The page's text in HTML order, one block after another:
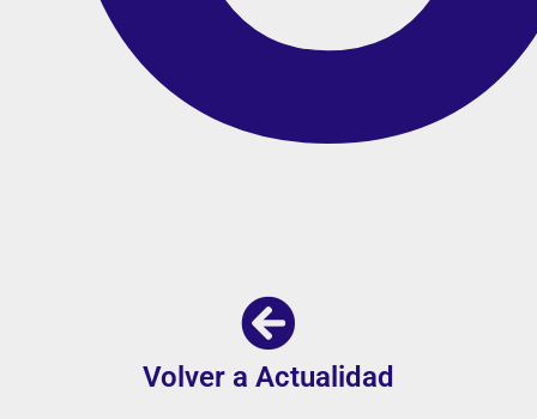
Volver a Actualidad